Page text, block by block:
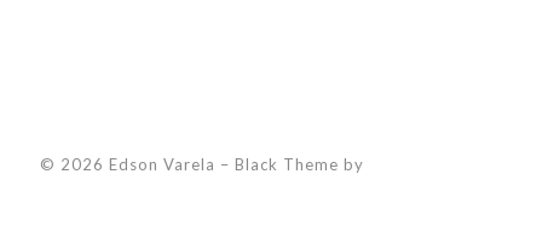
© 2026 Edson Varela – Black Theme by